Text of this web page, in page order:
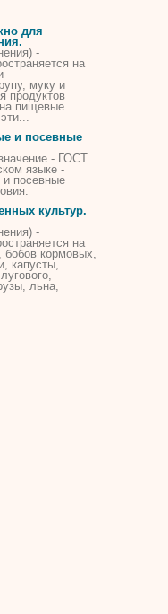
для
-
на
муку и
продуктов
на пищевые
и посевные
- ГОСТ
языке -
посевные
культур.
-
на
бобов кормовых,
капусты,
льна,